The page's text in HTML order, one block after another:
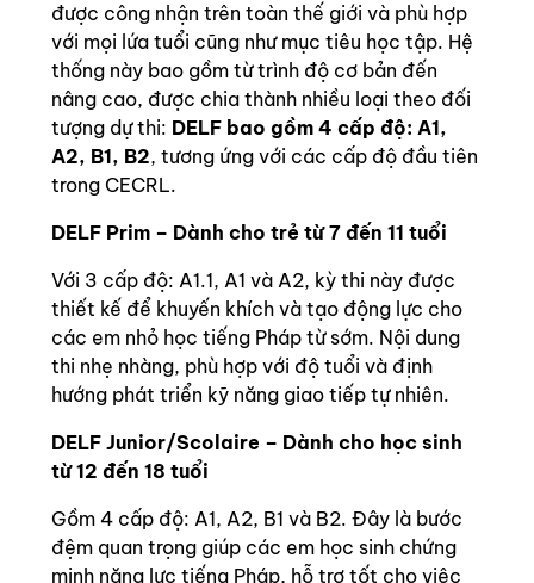
được công nhận trên toàn thế giới và phù hợp
với mọi lứa tuổi cũng như mục tiêu học tập. Hệ
thống này bao gồm từ trình độ cơ bản đến
nâng cao, được chia thành nhiều loại theo đối
tượng dự thi: DELF bao gồm 4 cấp độ: A1,
A2, B1, B2, tương ứng với các cấp độ đầu tiên
trong CECRL.
DELF Prim – Dành cho trẻ từ 7 đến 11 tuổi
Với 3 cấp độ: A1.1, A1 và A2, kỳ thi này được
thiết kế để khuyến khích và tạo động lực cho
các em nhỏ học tiếng Pháp từ sớm. Nội dung
thi nhẹ nhàng, phù hợp với độ tuổi và định
hướng phát triển kỹ năng giao tiếp tự nhiên.
DELF Junior/Scolaire – Dành cho học sinh
từ 12 đến 18 tuổi
Gồm 4 cấp độ: A1, A2, B1 và B2. Đây là bước
đệm quan trọng giúp các em học sinh chứng
minh năng lực tiếng Pháp, hỗ trợ tốt cho việc